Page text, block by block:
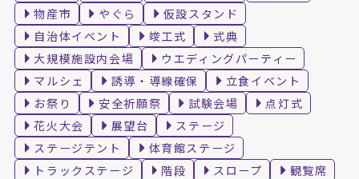
物産市
やぐら
仮設スタンド
自治体イベント
竣工式
式典
大規模施設内会場
ウエディングパーティー
マルシェ
誘導・導線確保
立食イベント
お祭り
安全祈願祭 試験会場
点灯式
花火大会
展望台
ステージ
ステージテント
体育館ステージ
トラックステージ
階段 スロープ
観覧席